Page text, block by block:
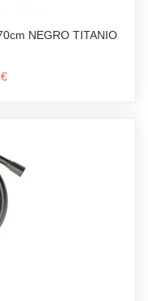
NEGRO TITANIO